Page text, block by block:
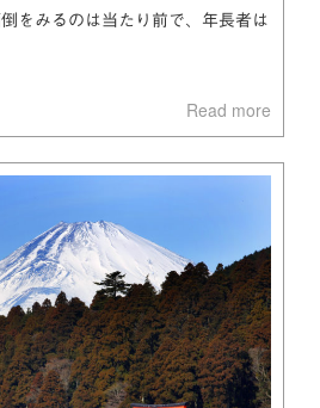
をみるのは当たり前で、年長者は
Read more